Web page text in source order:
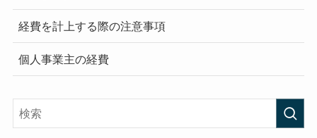
経費を計上する際の注意事項
個人事業主の経費